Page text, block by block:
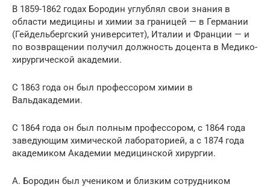
В 1859-1862 годах Бородин углублял свои знания в
области медицины и химии за границей — в Германии
(Гейдельбергский университет), Италии и Франции — и
по возвращении получил должность доцента в Медико-
хирургической академии.
С 1863 года он был профессором химии в
Вальдакадемии.
С 1864 года он был полным профессором, с 1864 года
заведующим химической лабораторией, а с 1874 года
академиком Академии медицинской хирургии.
А. Бородин был учеником и близким сотрудником